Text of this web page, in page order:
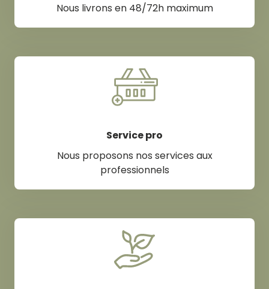
Nous livrons en 48/72h maximum
Service pro
Nous proposons nos services aux
professionnels